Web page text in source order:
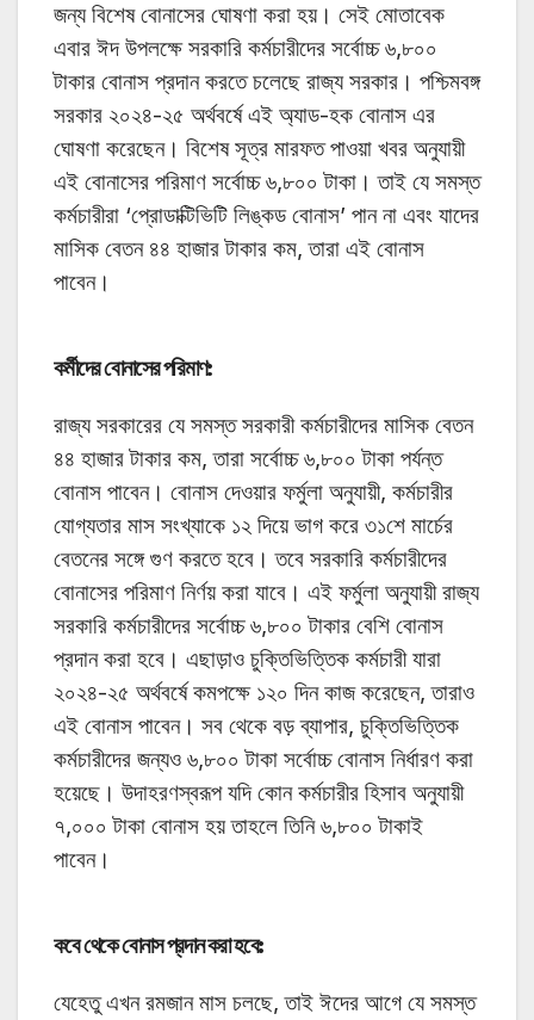
জন্য বিশেষ বোনাসের ঘোষণা করা হয়। সেই মোতাবেক
এবার ঈদ উপলক্ষে সরকারি কর্মচারীদের সর্বোচ্চ ৬,৮০০
টাকার বোনাস প্রদান করতে চলেছে রাজ্য সরকার। পশ্চিমবঙ্গ
সরকার ২০২৪-২৫ অর্থবর্ষে এই অ্যাড-হক বোনাস এর
ঘোষণা করেছেন। বিশেষ সূত্র মারফত পাওয়া খবর অনুযায়ী
এই বোনাসের পরিমাণ সর্বোচ্চ ৬,৮০০ টাকা। তাই যে সমস্ত
কর্মচারীরা ‘প্রোডাক্টিভিটি লিঙ্কড বোনাস’ পান না এবং যাদের
মাসিক বেতন ৪৪ হাজার টাকার কম, তারা এই বোনাস
পাবেন।
কর্মীদের বোনাসের পরিমাণ:
রাজ্য সরকারের যে সমস্ত সরকারী কর্মচারীদের মাসিক বেতন
৪৪ হাজার টাকার কম, তারা সর্বোচ্চ ৬,৮০০ টাকা পর্যন্ত
বোনাস পাবেন। বোনাস দেওয়ার ফর্মুলা অনুযায়ী, কর্মচারীর
যোগ্যতার মাস সংখ্যাকে ১২ দিয়ে ভাগ করে ৩১শে মার্চের
বেতনের সঙ্গে গুণ করতে হবে। তবে সরকারি কর্মচারীদের
বোনাসের পরিমাণ নির্ণয় করা যাবে। এই ফর্মুলা অনুযায়ী রাজ্য
সরকারি কর্মচারীদের সর্বোচ্চ ৬,৮০০ টাকার বেশি বোনাস
প্রদান করা হবে। এছাড়াও চুক্তিভিত্তিক কর্মচারী যারা
২০২৪-২৫ অর্থবর্ষে কমপক্ষে ১২০ দিন কাজ করেছেন, তারাও
এই বোনাস পাবেন। সব থেকে বড় ব্যাপার, চুক্তিভিত্তিক
কর্মচারীদের জন্যও ৬,৮০০ টাকা সর্বোচ্চ বোনাস নির্ধারণ করা
হয়েছে। উদাহরণস্বরূপ যদি কোন কর্মচারীর হিসাব অনুযায়ী
৭,০০০ টাকা বোনাস হয় তাহলে তিনি ৬,৮০০ টাকাই
পাবেন।
কবে থেকে বোনাস প্রদান করা হবে:
যেহেতু এখন রমজান মাস চলছে, তাই ঈদের আগে যে সমস্ত